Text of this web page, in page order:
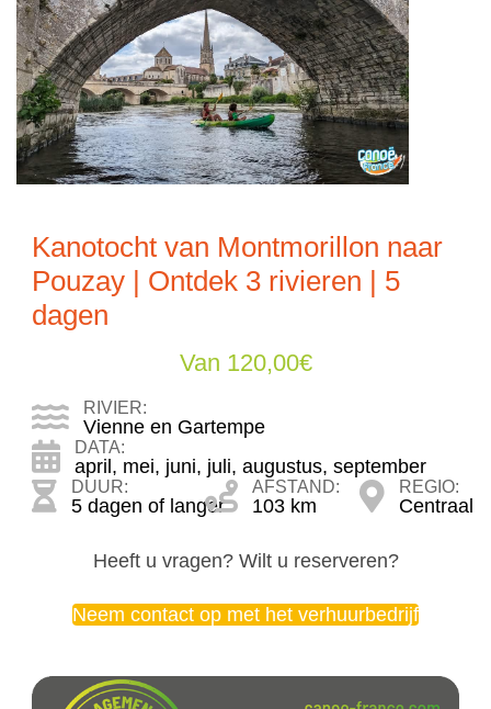
Kanotocht van Montmorillon naar
Pouzay | Ontdek 3 rivieren | 5
dagen
Van 120,00€
RIVIER:
Vienne en Gartempe
DATA:
april , mei, juni, juli, augustus, september
DUUR:
5 dagen of langer
AFSTAND:
103 km
REGIO:
Centraal
Heeft u vragen? Wilt u reserveren?
Neem contact op met het verhuurbedrijf